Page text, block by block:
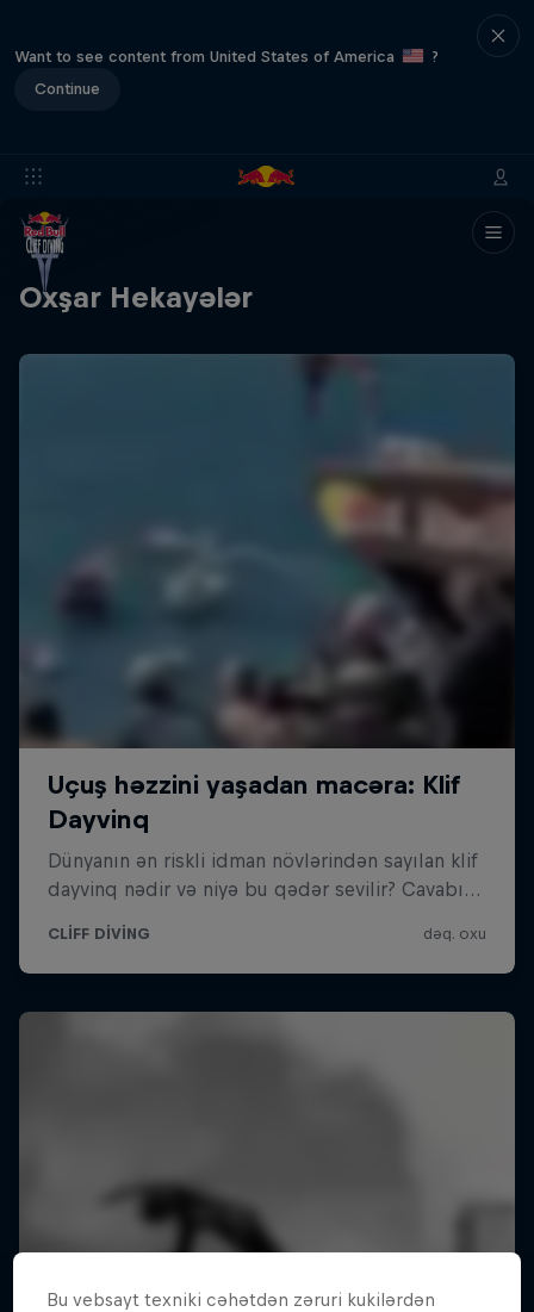
Want to see content from United States of America
?
Continue
Oxşar Hekayələr
Bu vebsayt texniki cəhətdən zəruri kukilərdən